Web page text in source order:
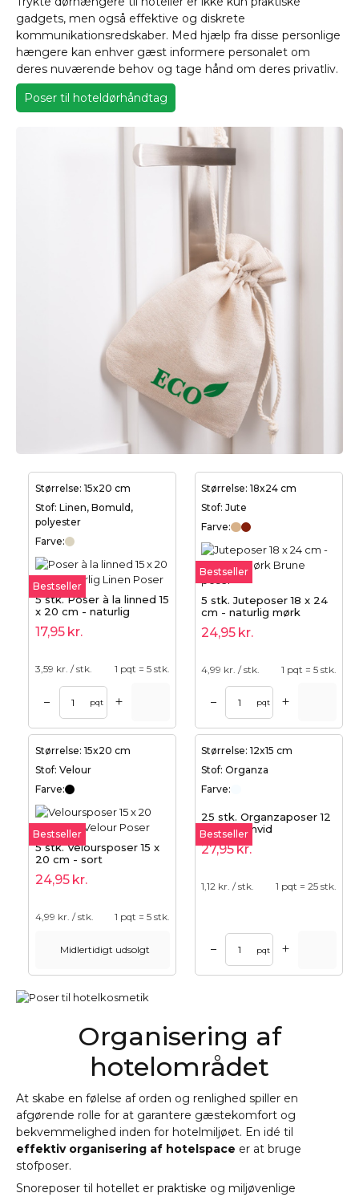
gadgets, men også effektive og diskrete
kommunikationsredskaber. Med hjælp fra disse personlige
hængere kan enhver gæst informere personalet om
deres nuværende behov og tage hånd om deres privatliv.
Poser til hoteldørhåndtag
Størrelse: 15x20 cm
Stof: Linen, Bomuld,
polyester
Farve:
Bestseller
5 stk. Poser à la linned 15
x 20 cm - naturlig
17,95 kr.
3,59 kr. / stk. 1 pqt = 5 stk.
– pqt +
Størrelse: 18x24 cm
Stof: Jute
Farve:
Bestseller
5 stk. Juteposer 18 x 24
cm - naturlig mørk
24,95 kr.
4,99 kr. / stk. 1 pqt = 5 stk.
– pqt +
Størrelse: 15x20 cm
Stof: Velour
Farve:
Bestseller
5 stk. Veloursposer 15 x
20 cm - sort
24,95 kr.
4,99 kr. / stk. 1 pqt = 5 stk.
Midlertidigt udsolgt
Størrelse: 12x15 cm
Stof: Organza
Farve:
Bestseller
25 stk. Organzaposer 12
x 15 cm - hvid
27,95kr.
1,12 kr. / stk. 1 pqt = 25 stk.
– pqt +
Organisering af
hotelområdet
At skabe en følelse af orden og renlighed spiller en
afgørende rolle for at garantere gæstekomfort og
bekvemmelighed inden for hotelmiljøet. En idé til
effektiv organisering af hotelspace er at bruge
stofposer.
Snoreposer til hotellet er praktiske og miljøvenlige